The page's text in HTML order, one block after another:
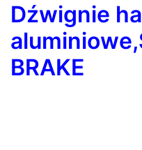
Dźwignie
BRAKE